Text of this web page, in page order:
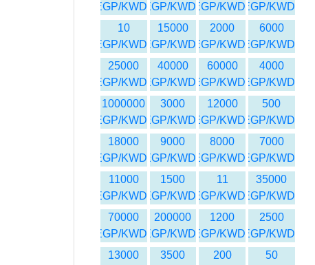
EGP/KWD
EGP/KWD
EGP/KWD
EGP/KWD
6000
EGP/KWD
2000
EGP/KWD
15000
EGP/KWD
10
EGP/KWD
4000
EGP/KWD
60000
EGP/KWD
40000
EGP/KWD
25000
EGP/KWD
500
EGP/KWD
12000
EGP/KWD
3000
EGP/KWD
1000000
EGP/KWD
7000
EGP/KWD
8000
EGP/KWD
9000
EGP/KWD
18000
EGP/KWD
35000
EGP/KWD
11
EGP/KWD
1500
EGP/KWD
11000
EGP/KWD
2500
EGP/KWD
1200
EGP/KWD
200000
EGP/KWD
70000
EGP/KWD
50
200
3500
13000